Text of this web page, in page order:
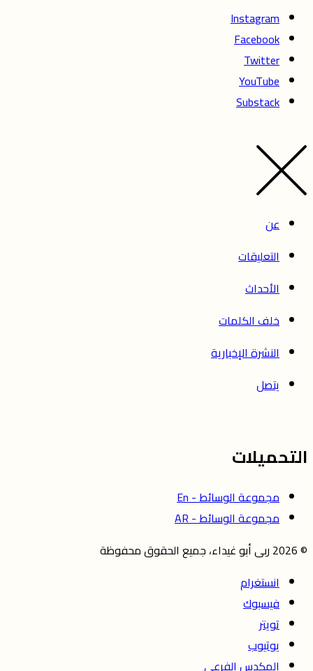
Instagram
Facebook
Twitter
YouTube
Substack
عن
التعليقات
الأحداث
خلف الكلمات
النشرة الإخبارية
يتصل
التحميلات
مجموعة الوسائط - En
مجموعة الوسائط - AR
© 2026 ربى أبو غيداء، جميع الحقوق محفوظة
انستغرام
فيسبوك
تويتر
يوتيوب
المكدس الفرعي